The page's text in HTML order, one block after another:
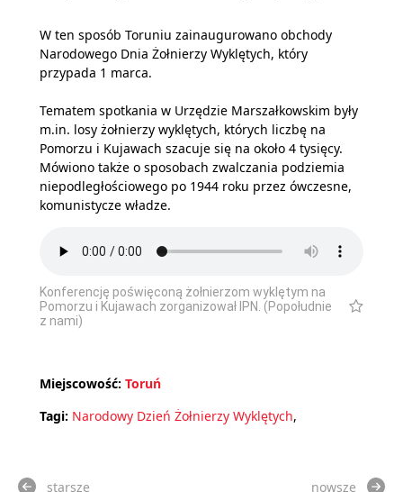
W ten sposób Toruniu zainaugurowano obchody
Narodowego Dnia Żołnierzy Wyklętych, który
przypada 1 marca.
Tematem spotkania w Urzędzie Marszałkowskim były
m.in. losy żołnierzy wyklętych, których liczbę na
Pomorzu i Kujawach szacuje się na około 4 tysięcy.
Mówiono także o sposobach zwalczania podziemia
niepodległościowego po 1944 roku przez ówczesne,
komunistycze władze.
Konferencję poświęconą żołnierzom wyklętym na
Pomorzu i Kujawach zorganizował IPN. (Popołudnie
z nami)
Miejscowość: Toruń
Tagi: Narodowy Dzień Żołnierzy Wyklętych,
starsze nowsze